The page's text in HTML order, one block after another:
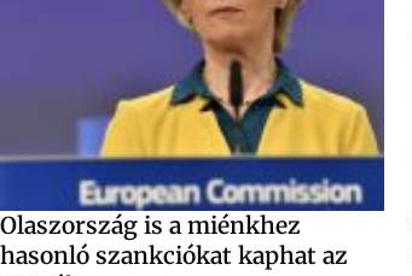
Olaszország is a miénkhez
hasonló szankciókat kaphat az